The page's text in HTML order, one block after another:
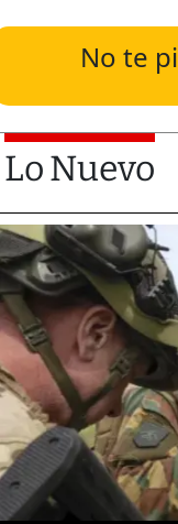
No te
Lo Nuevo